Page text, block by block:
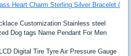
Heart Charm Sterling Silver Bracelet (
Customization Stainless steel
Dog tags Name Pendant For Men
Digital Tire Tyre Air Pressure Gauge